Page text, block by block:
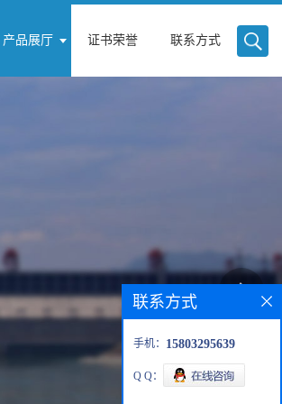
产品展厅 证书荣誉 联系方式
联系方式
手机： 15803295639
Q Q：